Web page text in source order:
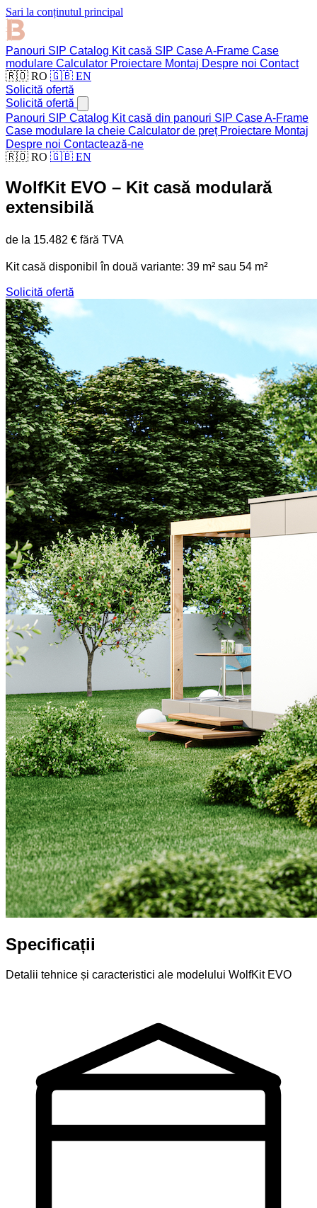
Sari la conținutul principal
Panouri SIP Catalog Kit casă SIP Case A-Frame Case
modulare Calculator Proiectare Montaj Despre noi Contact
🇷🇴 RO 🇬🇧 EN
Solicită ofertă
Solicită ofertă
Panouri SIP Catalog Kit casă din panouri SIP Case A-Frame
Case modulare la cheie Calculator de preț Proiectare Montaj
Despre noi Contactează-ne
🇷🇴 RO 🇬🇧 EN
WolfKit EVO – Kit casă modulară
extensibilă
de la 15.482 € fără TVA
Kit casă disponibil în două variante: 39 m² sau 54 m²
Solicită ofertă
Specificații
Detalii tehnice și caracteristici ale modelului WolfKit EVO